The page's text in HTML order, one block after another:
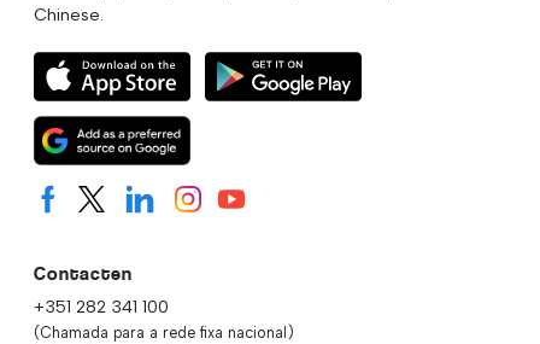
Chinese.
Contacten
+351 282 341 100
(Chamada para a rede fixa nacional)